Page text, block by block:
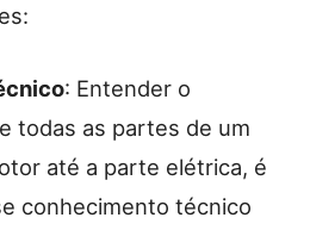
: Entender o
todas as partes de um
até a parte elétrica, é
conhecimento técnico